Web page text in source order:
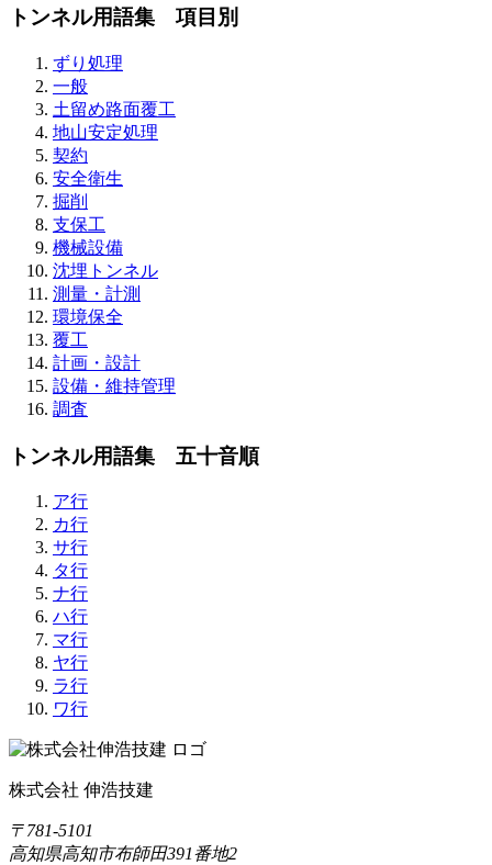
トンネル用語集 項目別
ずり処理
一般
土留め路面覆工
地山安定処理
契約
安全衛生
掘削
支保工
機械設備
沈埋トンネル
測量・計測
環境保全
覆工
計画・設計
設備・維持管理
調査
トンネル用語集 五十音順
ア行
カ行
サ行
タ行
ナ行
ハ行
マ行
ヤ行
ラ行
ワ行
株式会社 伸浩技建
〒781-5101
高知県高知市布師田391番地2